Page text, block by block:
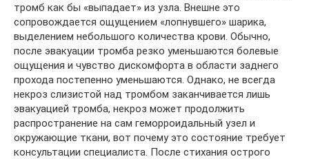
тромб как бы «выпадает» из узла. Внешне это
сопровождается ощущением «лопнувшего» шарика,
выделением небольшого количества крови. Обычно,
после эвакуации тромба резко уменьшаются болевые
ощущения и чувство дискомфорта в области заднего
прохода постепенно уменьшаются. Однако, не всегда
некроз слизистой над тромбом заканчивается лишь
эвакуацией тромба, некроз может продолжить
распространение на сам геморроидальный узел и
окружающие ткани, вот почему это состояние требует
консультации специалиста. После стихания острого